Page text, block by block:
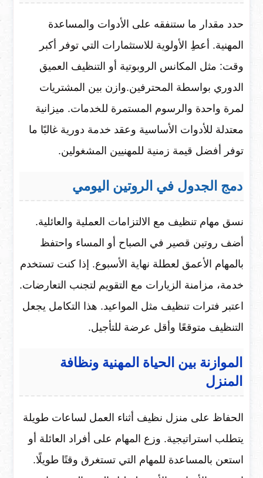
حدد مقدار ما ستنفقه على الأدوات والمساعدة
المهنية. أعطِ الأولوية للاستثمارات التي توفر أكبر
وقت: مثل المكانس الروبوتية أو التنظيف العميق
الدوري بواسطة المحترفين.وازن بين المشتريات
لمرة واحدة والرسوم المستمرة للخدمات. ميزانية
معتدلة للأدوات الأساسية وعقد خدمة دورية غالبًا ما
توفر أفضل قيمة زمنية للمهنيين المشغولين.
دمج الجدول في الروتين اليومي
نسق مهام تنظيف مع الالتزامات العملية والعائلية.
أضف روتين قصير في الصباح أو المساء واحتفظ
بالمهام الأعمق لعطلة نهاية الأسبوع. إذا كنت تستخدم
خدمة، مزامنة الزيارات مع التقويم لتجنب التعارضات.
اعتبر فترات تنظيف مثل المواعيد. هذا التكامل يجعل
التنظيف متوقعًا وأقل عرضة للتأجيل.
الموازنة بين الحياة المهنية ونظافة
المنزل
الحفاظ على منزل نظيف أثناء العمل لساعات طويلة
يتطلب استراتيجية. وزع المهام على أفراد العائلة أو
استعن بالمساعدة للمهام التي تستغرق وقتًا طويلًا.